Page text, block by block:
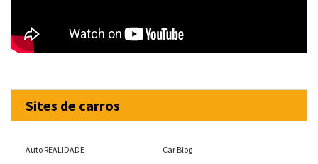
Sites de carros
Auto REALIDADE
Car Blog